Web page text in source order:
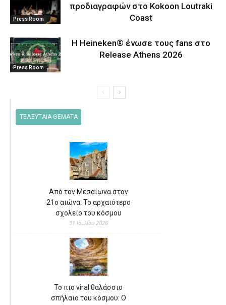
Press Room
προδιαγραφών στο Kokoon Loutraki
Coast
Press Room
Η Heineken® ένωσε τους fans στο
Release Athens 2026
ΤΕΛΕΥΤΑΙΑ ΘΕΜΑΤΑ
Από τον Μεσαίωνα στον
21ο αιώνα: Το αρχαιότερο
σχολείο του κόσμου
31 Ιουλίου 2026
Το πιο viral θαλάσσιο
σπήλαιο του κόσμου: Ο